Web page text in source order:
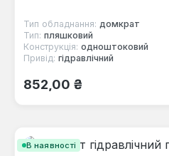
Тип обладнання: домкрат
Тип: пляшковий
Конструкція: одноштоковий
Привід: гідравлічний
Звичайна ціна:
852,00 ₴
В наявності